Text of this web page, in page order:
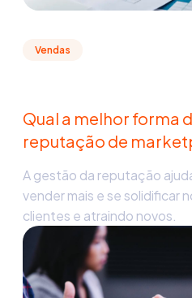
Vendas
Qual a melhor forma
reputação de
A gestão da reputação
vender mais e se solidificar
clientes e atraindo novos.